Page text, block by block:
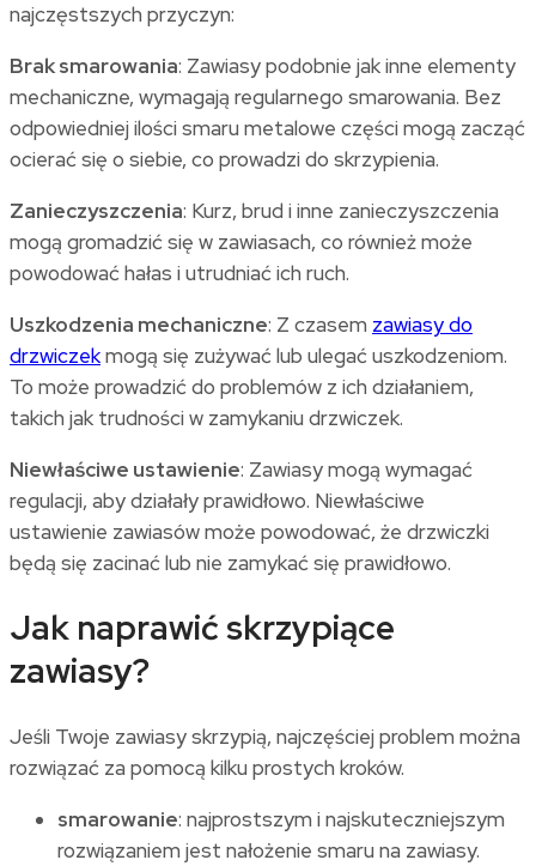
najczęstszych przyczyn:
Brak smarowania: Zawiasy podobnie jak inne elementy
mechaniczne, wymagają regularnego smarowania. Bez
odpowiedniej ilości smaru metalowe części mogą zacząć
ocierać się o siebie, co prowadzi do skrzypienia.
Zanieczyszczenia: Kurz, brud i inne zanieczyszczenia
mogą gromadzić się w zawiasach, co również może
powodować hałas i utrudniać ich ruch.
Uszkodzenia mechaniczne: Z czasem zawiasy do
drzwiczekmogą się zużywać lub ulegać uszkodzeniom.
To może prowadzić do problemów z ich działaniem,
takich jak trudności w zamykaniu drzwiczek.
Niewłaściwe ustawienie: Zawiasy mogą wymagać
regulacji, aby działały prawidłowo. Niewłaściwe
ustawienie zawiasów może powodować, że drzwiczki
będą się zacinać lub nie zamykać się prawidłowo.
Jak naprawić skrzypiące
zawiasy?
Jeśli Twoje zawiasy skrzypią, najczęściej problem można
rozwiązać za pomocą kilku prostych kroków.
smarowanie: najprostszym i najskuteczniejszym
rozwiązaniem jest nałożenie smaru na zawiasy.